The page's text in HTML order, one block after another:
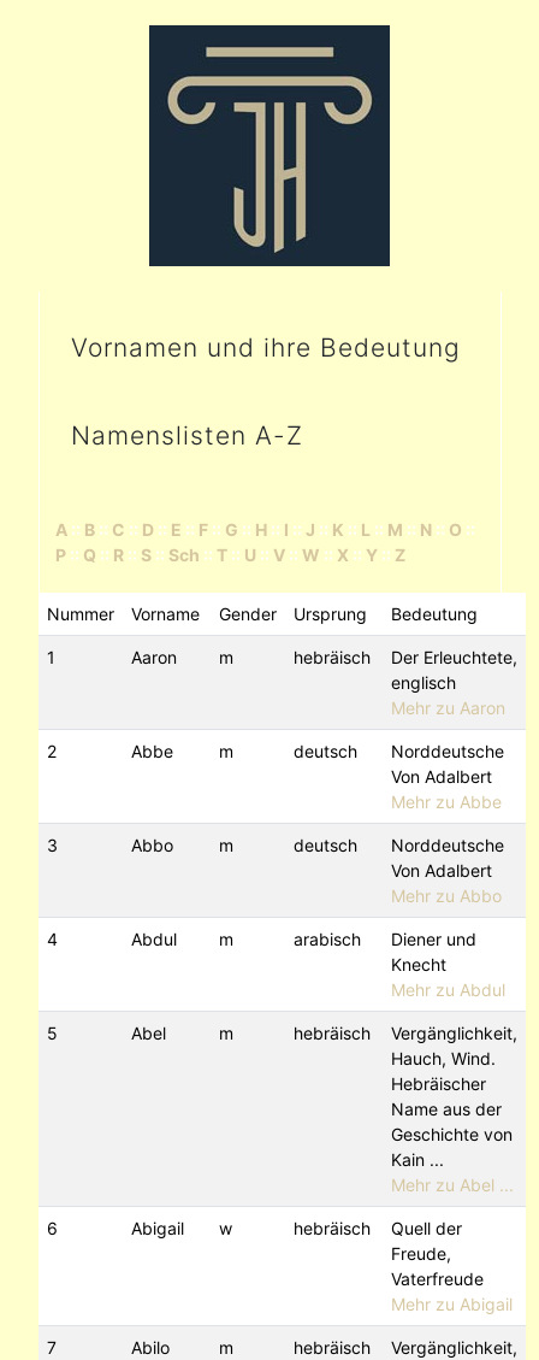
Vornamen und ihre Bedeutung
Namenslisten A-Z
A:: B:: C :: D :: E :: F:: G :: H:: I :: J :: K :: L :: M :: N :: O ::
P:: Q :: R:: S:: Sch :: T:: U :: V:: W :: X :: Y:: Z
Nummer Vorname Gender Ursprung Bedeutung
1 Aaron m hebräisch
Der Erleuchtete,
englisch
Mehr zu Aaron
2 Abbe m deutsch
Norddeutsche
Von Adalbert
Mehr zu Abbe
3 Abbo m deutsch
Norddeutsche
Von Adalbert
Mehr zu Abbo
4 Abdul m arabisch
Diener und
Knecht
Mehr zu Abdul
5 Abel m hebräisch
Vergänglichkeit,
Hauch, Wind.
Hebräischer
Name aus der
Geschichte von
Kain ...
Mehr zu Abel ...
6 Abigail w hebräisch
Quell der
Freude,
Vaterfreude
Mehr zu Abigail
7 Abilo m hebräisch
Vergänglichkeit,